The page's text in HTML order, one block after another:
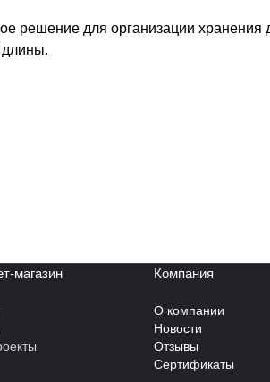
решение для организации хранения
магазин Компания
О компании
Новости
Отзывы
Сертификаты